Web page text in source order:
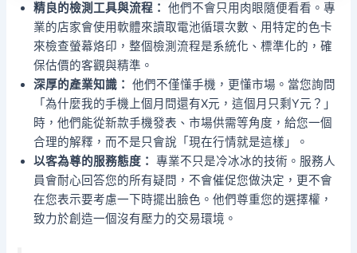
精良的檢測工具與流程： 他們不會只用肉眼隨便看看。專
業的店家會使用軟體來讀取電池循環次數、用特定的色卡
來檢查螢幕烙印，整個檢測流程是系統化、標準化的，確
保估價的客觀與精準。
深厚的產業知識： 他們不僅懂手機，更懂市場。當您詢問
「為什麼我的手機上個月問還有X元，這個月只剩Y元？」
時，他們能從新款手機發表、市場供需等角度，給您一個
合理的解釋，而不是只會說「現在行情就是這樣」。
以客為尊的服務態度： 專業不只是冷冰冰的技術。服務人
員會耐心回答您的所有疑問，不會催促您做決定，更不會
在您表示要考慮一下時擺出臉色。他們尊重您的選擇權，
致力於創造一個沒有壓力的交易環境。